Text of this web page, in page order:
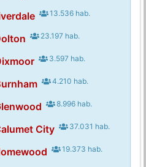
13.536 hab.
23.197 hab.
3.597 hab.
4.210 hab.
8.996 hab.
City 37.031 hab.
19.373 hab.